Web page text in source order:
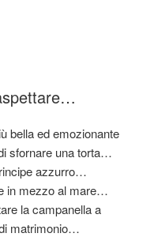
bella ed emozionante
sfornare una torta…
azzurro…
in mezzo al mare…
la campanella a
matrimonio…